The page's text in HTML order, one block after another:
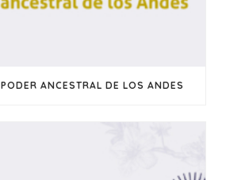
ANCESTRAL DE LOS ANDES